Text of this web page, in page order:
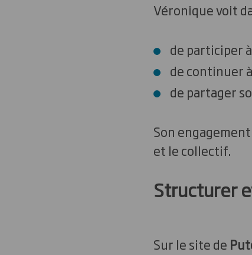
Véronique voit
de participer
de continuer
de partager
Son
et le collectif.
Structurer
Sur le site de